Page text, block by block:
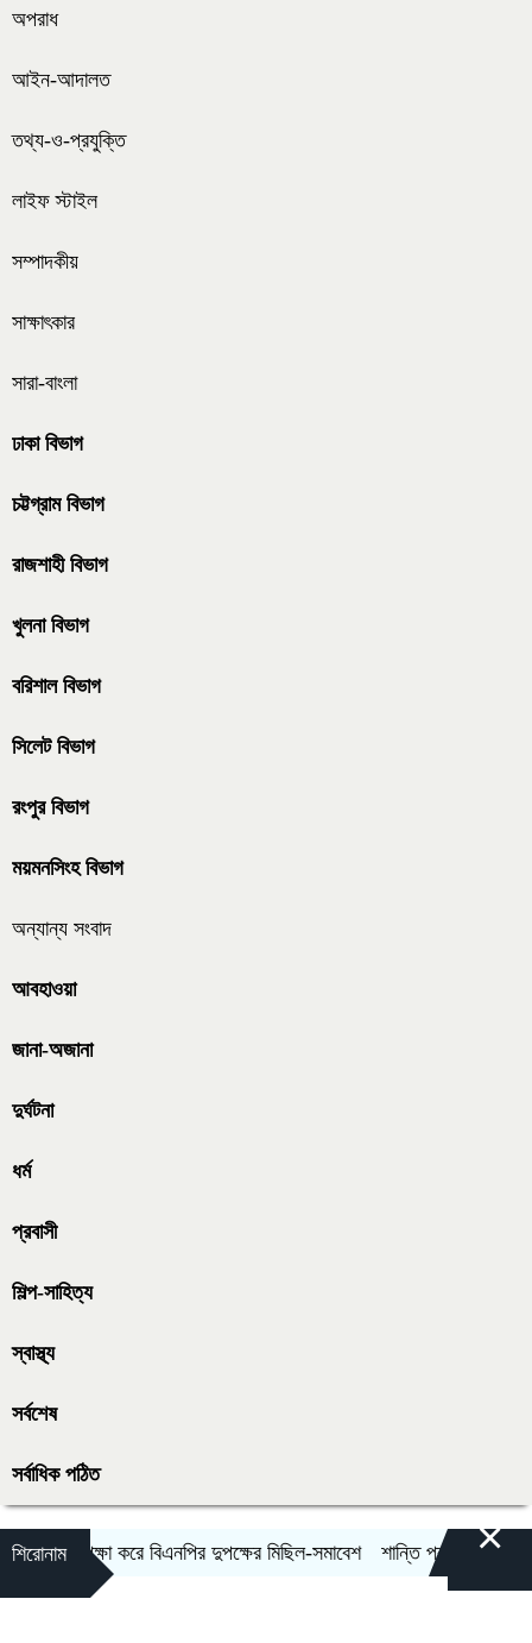
অপরাধ
আইন-আদালত
তথ্য-ও-প্রযুক্তি
লাইফ স্টাইল
সম্পাদকীয়
সাক্ষাৎকার
সারা-বাংলা
ঢাকা বিভাগ
চট্টগ্রাম বিভাগ
রাজশাহী বিভাগ
খুলনা বিভাগ
বরিশাল বিভাগ
সিলেট বিভাগ
রংপুর বিভাগ
ময়মনসিংহ বিভাগ
অন্যান্য সংবাদ
আবহাওয়া
জানা-অজানা
দুর্ঘটনা
ধর্ম
প্রবাসী
শিল্প-সাহিত্য
স্বাস্থ্য
সর্বশেষ
সর্বাধিক পঠিত
শিরোনাম
উপেক্ষা করে বিএনপির দুপক্ষের মিছিল-সমাবেশ শান্তি প্রচেষ্টায় বাধা দিচ্ছে
×